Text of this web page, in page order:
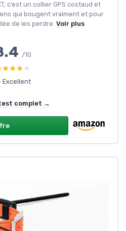
c’est un collier GPS costaud et
qui bougent vraiment et pour
de les perdre. Voir plus
/10
Excellent
complet →